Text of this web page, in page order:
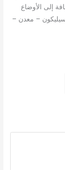
إلى الأوضاع
– معدن –